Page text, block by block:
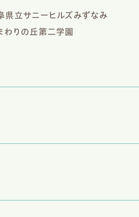
県立サニーヒルズみずなみ
わりの丘第二学園